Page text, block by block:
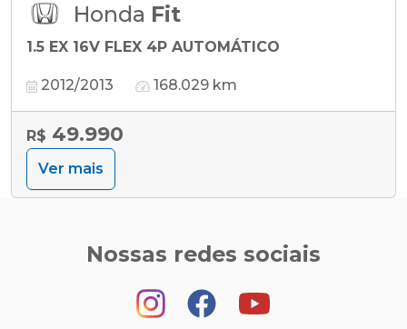
Honda Fit
1.5 EX 16V FLEX 4P AUTOMÁTICO
2012/2013 168.029 km
R$ 49.990
Ver mais
Nossas redes sociais